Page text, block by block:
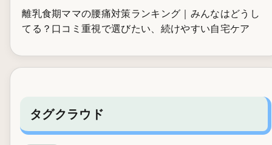
離乳食期ママの腰痛対策ランキング｜みんなはどうし
てる？口コミ重視で選びたい、続けやすい自宅ケア
タグクラウド